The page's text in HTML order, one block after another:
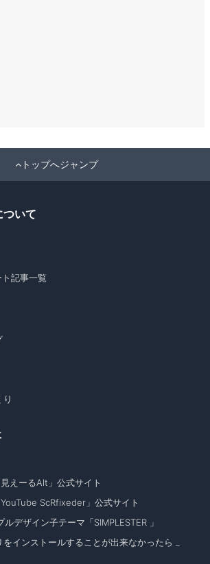
トップへジャンプ
いて
記事一覧
えーるAlt」公式サイト
ScRfixeder」公式サイト
ルデザイン子テーマ「SIMPLESTER 」
インストールすることが出来なかったら _